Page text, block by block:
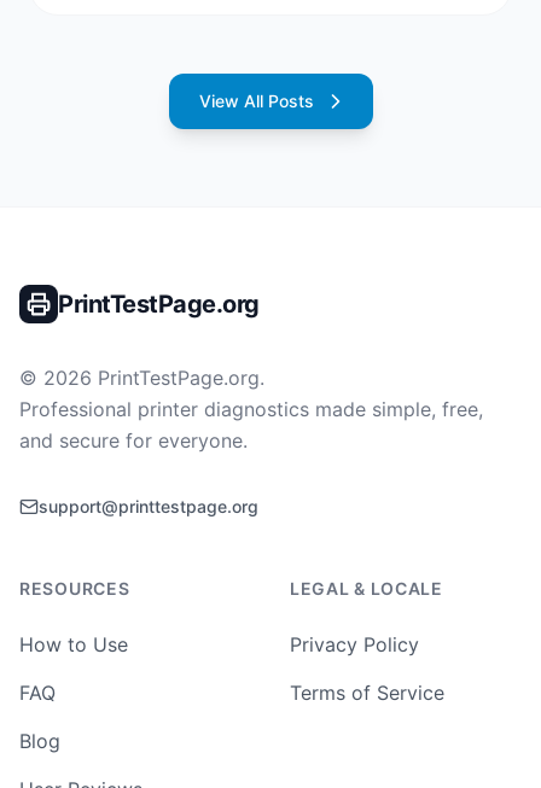
View All Posts
PrintTestPage.org
© 2026 PrintTestPage.org.
Professional printer diagnostics made simple, free,
and secure for everyone.
support@printtestpage.org
RESOURCES
How to Use
FAQ
Blog
LEGAL & LOCALE
Privacy Policy
Terms of Service